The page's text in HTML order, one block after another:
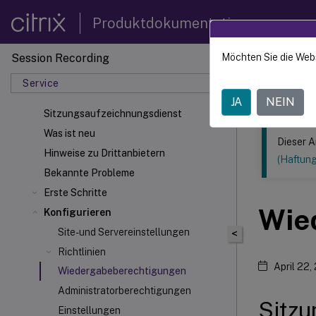
Produktdokumentation
Session Recording
Service
Sitzungsaufzeichnungsdienst
Was ist neu
Hinweise zu Drittanbietern
Bekannte Probleme
Erste Schritte
Konfigurieren
Site- und Servereinstellungen
Richtlinien
Wiedergabeberechtigungen
Administratorberechtigungen
Einstellungen
Dieser Inhalt
<
Dieser
April 22,
Möchten Sie die
JA NEIN